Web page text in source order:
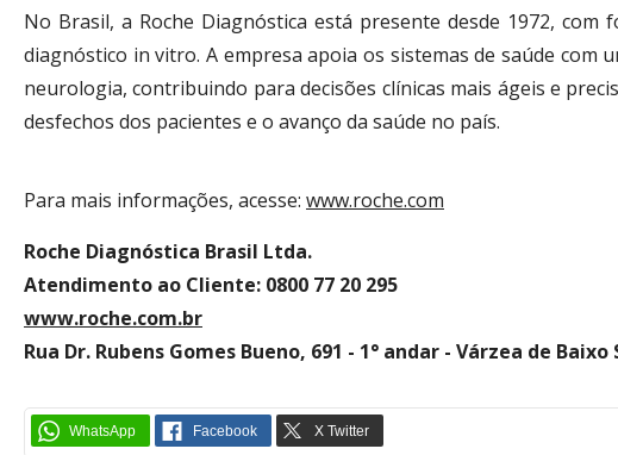
No Brasil, a Roche Diagnóstica está presente desde 1972,
diagnóstico in vitro. A empresa apoia os sistemas de saúde
neurologia, contribuindo para decisões clínicas mais ágeis e
desfechos dos pacientes e o avanço da saúde no país.
Para mais informações, acesse: www.roche.com
Roche Diagnóstica Brasil Ltda.
Atendimento ao Cliente: 0800 77 20 295
www.roche.com.br
Rua Dr. Rubens Gomes Bueno, 691 - 1° andar - Várzea de